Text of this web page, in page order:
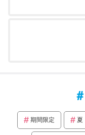
期間限定 夏